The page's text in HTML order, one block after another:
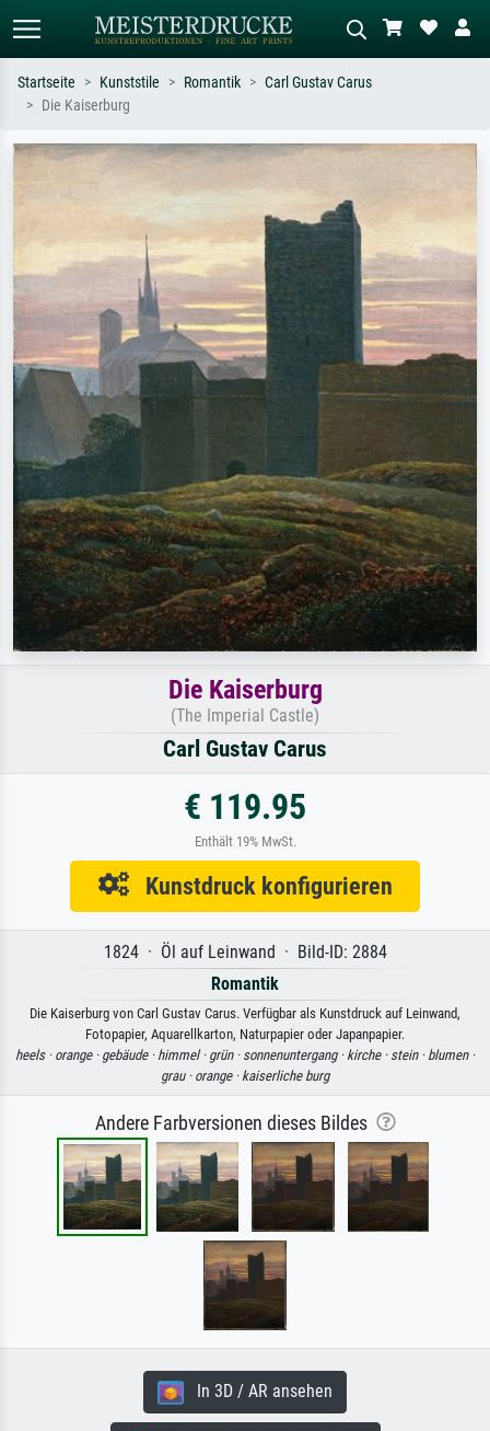
Suchen Sie nach Künstlern, Werktiteln
oder Stilen – z.B. Monet,
Sternennacht, Impressionismus, Welle
Hokusai, Akt.
Beschreiben Sie die Szene – z.B. Grüne
Ölgemälde, Stehender Akt neben einem
Baum.
Startseite Kunststile Romantik
Carl Gustav Carus
Die Kaiserburg
Die Kaiserburg
(The Imperial Castle)
Carl Gustav Carus
€ 119.95
Enthält 19% MwSt.
Kunstdruck konfigurieren
1824 · Öl auf Leinwand · Bild-ID: 2884
Romantik
Die Kaiserburg von Carl Gustav Carus. Verfügbar als Kunstdruck auf Leinwand,
Fotopapier, Aquarellkarton, Naturpapier oder Japanpapier.
heels · orange · gebäude · himmel · grün · sonnenuntergang · kirche · stein · blumen ·
grau · orange · kaiserliche burg
Andere Farbversionen dieses Bildes
In 3D / AR ansehen